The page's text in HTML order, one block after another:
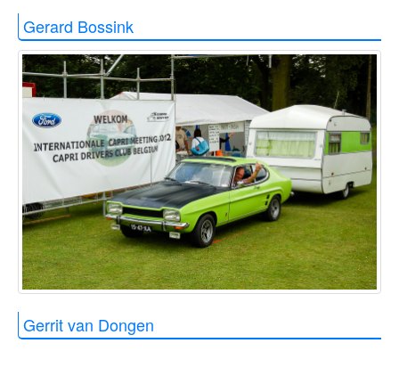
Gerard Bossink
Gerrit van Dongen